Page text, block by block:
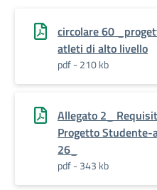
circolare 60
atleti di alto livello
pdf - 210 kb
Allegato 2_
Progetto
26_
pdf - 343 kb